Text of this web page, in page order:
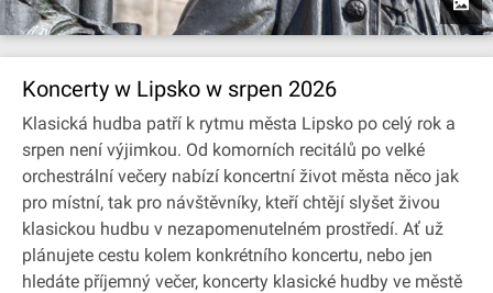
Koncerty w Lipsko w srpen 2026
Klasická hudba patří k rytmu města Lipsko po celý rok a
srpen není výjimkou. Od komorních recitálů po velké
orchestrální večery nabízí koncertní život města něco jak
pro místní, tak pro návštěvníky, kteří chtějí slyšet živou
klasickou hudbu v nezapomenutelném prostředí. Ať už
plánujete cestu kolem konkrétního koncertu, nebo jen
hledáte příjemný večer, koncerty klasické hudby ve městě